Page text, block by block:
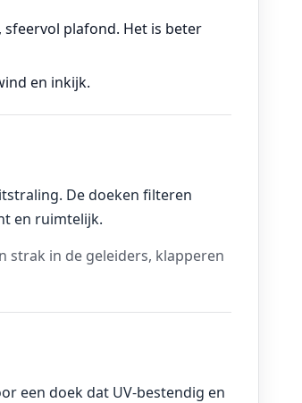
plafond. Het is beter
en inkijk.
De doeken filteren
en ruimtelijk.
strak in de geleiders, klapperen
een doek dat UV-bestendig en